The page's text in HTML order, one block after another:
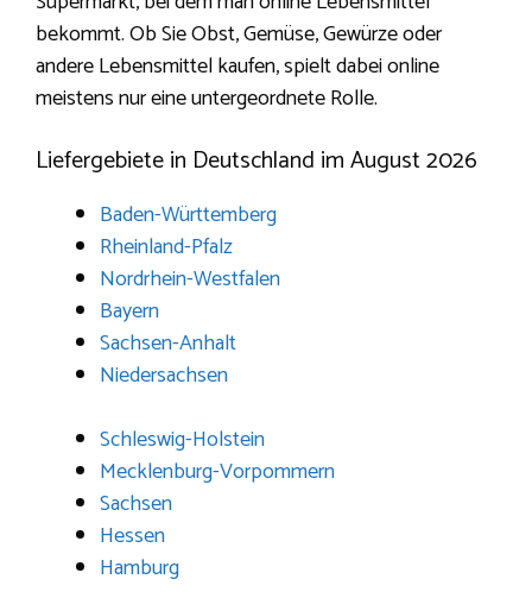
bekommt. Ob Sie Obst, Gemüse, Gewürze oder
andere Lebensmittel kaufen, spielt dabei online
meistens nur eine untergeordnete Rolle.
Liefergebiete in Deutschland im August 2026
Baden-Württemberg
Rheinland-Pfalz
Nordrhein-Westfalen
Bayern
Sachsen-Anhalt
Niedersachsen
Schleswig-Holstein
Mecklenburg-Vorpommern
Sachsen
Hessen
Hamburg